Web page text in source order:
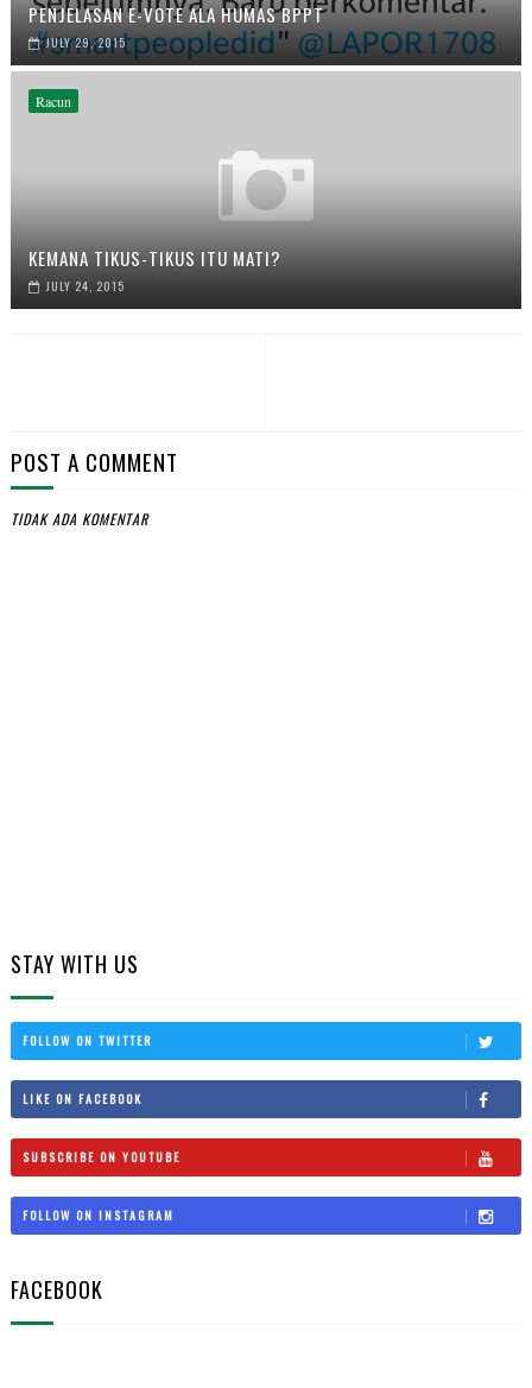
PENJELASAN E-VOTE ALA HUMAS BPPT
JULY 29, 2015
Racun
KEMANA TIKUS-TIKUS ITU MATI?
JULY 24, 2015
POST A COMMENT
TIDAK ADA KOMENTAR
STAY WITH US
FOLLOW ON TWITTER
LIKE ON FACEBOOK
SUBSCRIBE ON YOUTUBE
FOLLOW ON INSTAGRAM
FACEBOOK